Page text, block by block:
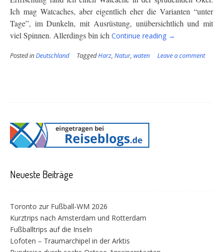
Ich mag Watcaches, aber eigentlich eher die Varianten “unter
Tage”, im Dunkeln, mit Ausrüstung, unübersichtlich und mit
viel Spinnen. Allerdings bin ich Continue reading
“Watcaches,
gefragter
→
Posted inDeutschland TaggedHarz, Natur, waten Leave a comment
Neueste Beiträge
Toronto zur Fußball-WM 2026
Kurztrips nach Amsterdam und Rotterdam
Fußballtrips auf die Inseln
Lofoten – Traumarchipel in der Arktis